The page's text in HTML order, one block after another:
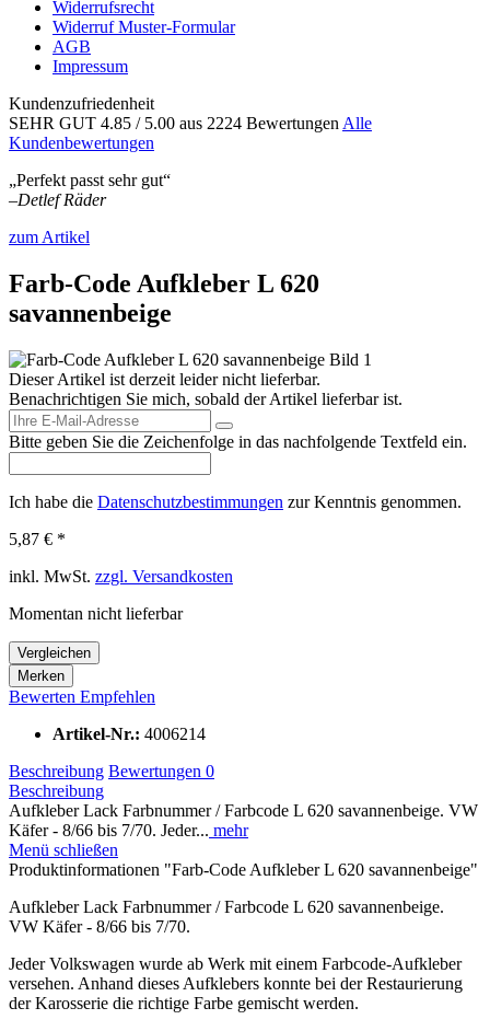
Widerrufsrecht
Widerruf Muster-Formular
AGB
Impressum
Kundenzufriedenheit
SEHR GUT 4.85 / 5.00 aus 2224 Bewertungen Alle
Kundenbewertungen
„Perfekt passt sehr gut“
–Detlef Räder
zum Artikel
Farb-Code Aufkleber L 620
savannenbeige
Dieser Artikel ist derzeit leider nicht lieferbar.
Benachrichtigen Sie mich, sobald der Artikel lieferbar ist.
Bitte geben Sie die Zeichenfolge in das nachfolgende Textfeld ein.
Ich habe die Datenschutzbestimmungen zur Kenntnis genommen.
5,87 € *
inkl. MwSt. zzgl. Versandkosten
Momentan nicht lieferbar
Vergleichen
Merken
Bewerten Empfehlen
Artikel-Nr.: 4006214
Beschreibung Bewertungen 0
Beschreibung
Aufkleber Lack Farbnummer / Farbcode L 620 savannenbeige. VW
Käfer - 8/66 bis 7/70. Jeder... mehr
Menü schließen
Produktinformationen "Farb-Code Aufkleber L 620 savannenbeige"
Aufkleber Lack Farbnummer / Farbcode L 620 savannenbeige.
VW Käfer - 8/66 bis 7/70.
Jeder Volkswagen wurde ab Werk mit einem Farbcode-Aufkleber
versehen. Anhand dieses Aufklebers konnte bei der Restaurierung
der Karosserie die richtige Farbe gemischt werden.